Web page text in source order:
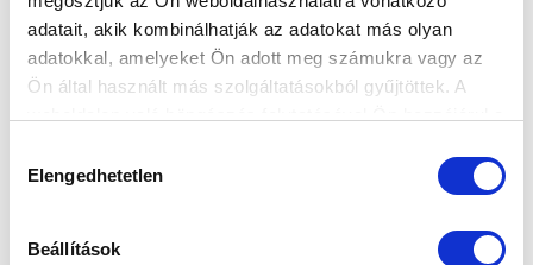
adatait, akik kombinálhatják az adatokat más olyan
adatokkal, amelyeket Ön adott meg számukra vagy az
Ön által használt más szolgáltatásokból gyűjtöttek. A
kiválasztása
Elengedhetetlen
Beállítások
Átigazolási díjért távozik a 27 éves kapus.